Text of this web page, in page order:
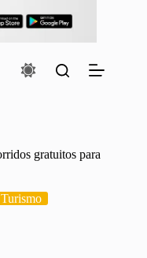
gratuitos para
Turismo